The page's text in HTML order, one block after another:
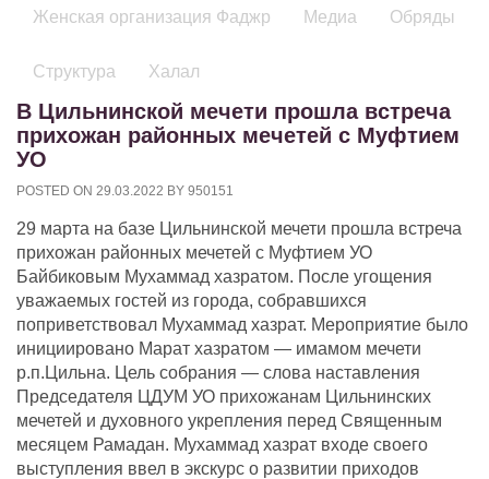
Женская организация Фаджр Медиа Обряды
Структура Халал
В Цильнинской мечети прошла встреча
прихожан районных мечетей с Муфтием
УО
POSTED ON 29.03.2022 BY 950151
29 марта на базе Цильнинской мечети прошла встреча
прихожан районных мечетей с Муфтием УО
Байбиковым Мухаммад хазратом. После угощения
уважаемых гостей из города, собравшихся
поприветствовал Мухаммад хазрат. Мероприятие было
инициировано Марат хазратом — имамом мечети
р.п.Цильна. Цель собрания — слова наставления
Председателя ЦДУМ УО прихожанам Цильнинских
мечетей и духовного укрепления перед Священным
месяцем Рамадан. Мухаммад хазрат входе своего
выступления ввел в экскурс о развитии приходов